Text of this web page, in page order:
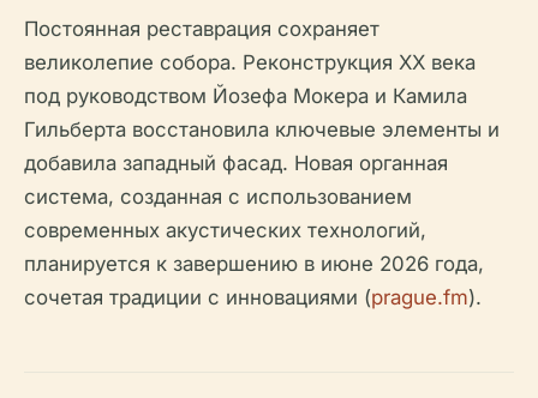
Постоянная реставрация сохраняет
великолепие собора. Реконструкция XX века
под руководством Йозефа Мокера и Камила
Гильберта восстановила ключевые элементы и
добавила западный фасад. Новая органная
система, созданная с использованием
современных акустических технологий,
планируется к завершению в июне 2026 года,
сочетая традиции с инновациями (prague.fm).